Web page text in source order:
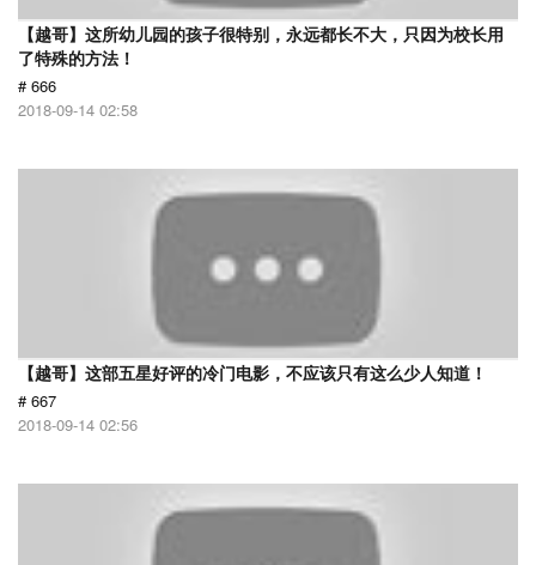
【越哥】这所幼儿园的孩子很特别，永远都长不大，只因为校长用
了特殊的方法！
# 666
2018-09-14 02:58
【越哥】这部五星好评的冷门电影，不应该只有这么少人知道！
# 667
2018-09-14 02:56